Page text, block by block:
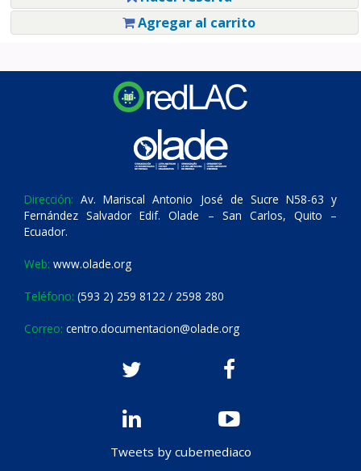
Agregar al carrito
Dirección: Av. Mariscal Antonio José de Sucre N58-63 y
Fernández Salvador Edif. Olade – San Carlos, Quito –
Ecuador.
Web: www.olade.org
Teléfono: (593 2) 259 8122 / 2598 280
Correo: centro.documentacion@olade.org
Tweets by cubemediaco